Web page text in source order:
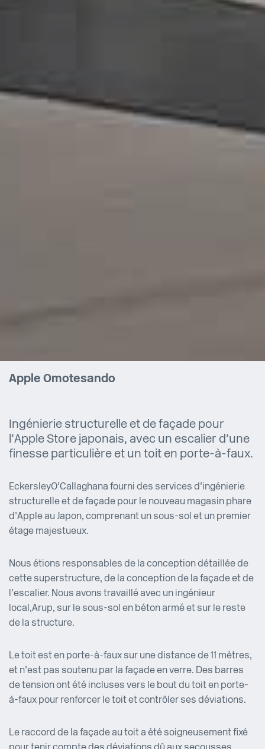
Apple Omotesando
Ingénierie structurelle et de façade pour
l’Apple Store japonais, avec un escalier d’une
finesse particulière et un toit en porte-à-faux.
Eckersley O’Callaghan a fourni des services d’ingénierie
structurelle et de façade pour le nouveau magasin phare
d’Apple au Japon, comprenant un sous-sol et un premier
étage majestueux.
Nous étions responsables de la conception détaillée de
cette superstructure, de la conception de la façade et de
l’escalier. Nous avons travaillé avec un ingénieur
local, Arup, sur le sous-sol en béton armé et sur le reste
de la structure.
Le toit est en porte-à-faux sur une distance de 11 mètres,
et n’est pas soutenu par la façade en verre. Des barres
de tension ont été incluses vers le bout du toit en porte-
à-faux pour renforcer le toit et contrôler ses déviations.
Le raccord de la façade au toit a été soigneusement fixé